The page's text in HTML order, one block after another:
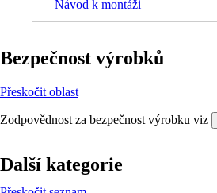
Návod k montáži
Bezpečnost výrobků
Přeskočit oblast
Zodpovědnost za bezpečnost výrobku viz
Další kategorie